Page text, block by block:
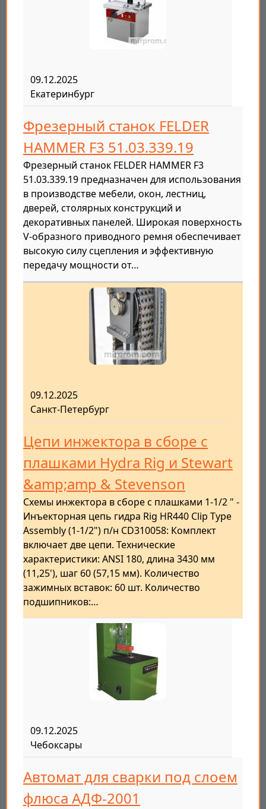
09.12.2025
Екатеринбург
Фрезерный станок FELDER
HAMMER F3 51.03.339.19
Фрезерный станок FELDER HAMMER F3
51.03.339.19 предназначен для использования
в производстве мебели, окон, лестниц,
дверей, столярных конструкций и
декоративных панелей. Широкая поверхность
V-образного приводного ремня обеспечивает
высокую силу сцепления и эффективную
передачу мощности от…
09.12.2025
Санкт-Петербург
Цепи инжектора в сборе с
плашками Hydra Rig и Stewart
&amp;amp & Stevenson
Схемы инжектора в сборе с плашками 1-1/2 " -
Инъекторная цепь гидра Rig HR440 Clip Type
Assembly (1-1/2") п/н CD310058: Комплект
включает две цепи. Технические
характеристики: ANSI 180, длина 3430 мм
(11,25'), шаг 60 (57,15 мм). Количество
зажимных вставок: 60 шт. Количество
подшипников:…
09.12.2025
Чебоксары
Автомат для сварки под слоем
флюса АДФ-2001